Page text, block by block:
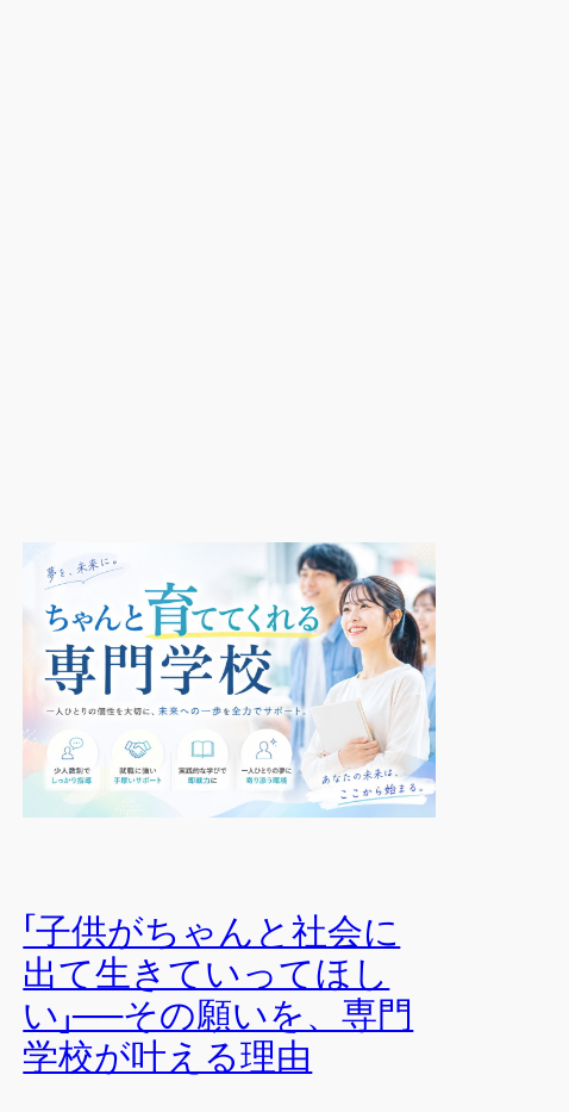
「子供がちゃんと社会に
出て生きていってほし
い」──その願いを、専門
学校が叶える理由